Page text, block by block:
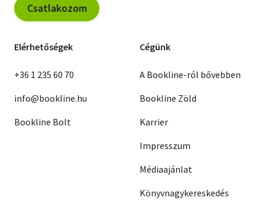
Csatlakozom
Elérhetőségek
+36 1 235 60 70
info@bookline.hu
Bookline Bolt
Cégünk
A Bookline-ról bővebben
Bookline Zöld
Karrier
Impresszum
Médiaajánlat
Könyvnagykereskedés